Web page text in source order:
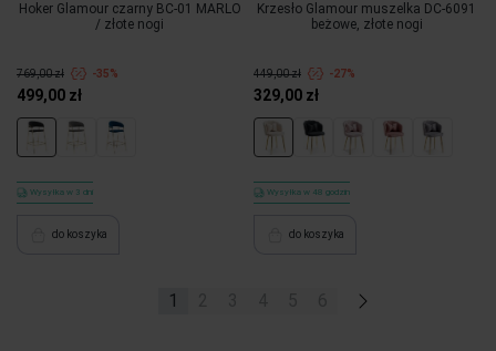
Hoker Glamour czarny BC-01 MARLO
/ złote nogi
769,00 zł -35%
499,00 zł
Wysyłka w 3 dni
do koszyka
Krzesło Glamour muszelka DC-6091
beżowe, złote nogi
449,00 zł -27%
329,00 zł
Wysyłka w 48 godzin
do koszyka
1 »